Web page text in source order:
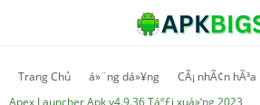
Trang Chủ á»¨ng dá»¥ng
CÃ¡ nhÃ¢n hÃ³a
Apex Launcher Apk v4.9.36 Táº£i xuá»‘ng 2023